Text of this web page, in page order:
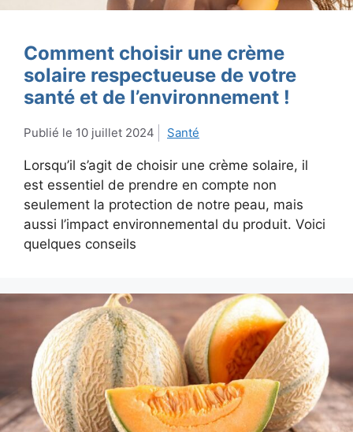
Comment choisir une crème
solaire respectueuse de votre
santé et de l’environnement !
10 juillet 2024 Santé
Lorsqu’il s’agit de choisir une crème solaire, il
est essentiel de prendre en compte non
seulement la protection de notre peau, mais
aussi l’impact environnemental du produit. Voici
quelques conseils